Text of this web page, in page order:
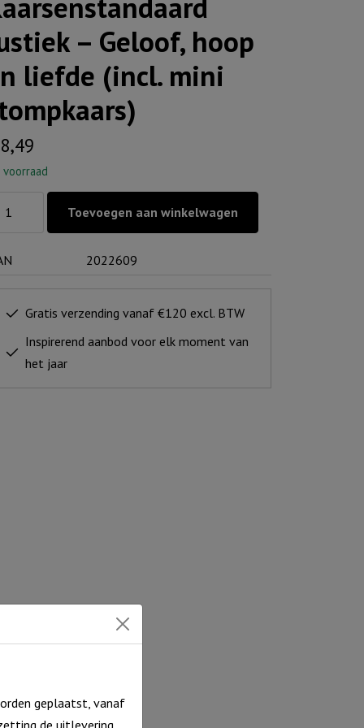
– Geloof, hoop
liefde (incl. mini
voorraad
Toevoegen aan winkelwagen
2022609
Gratis verzending vanaf €120 excl. BTW
Inspirerend aanbod voor elk moment van
het jaar
geplaatst, vanaf
de uitlevering